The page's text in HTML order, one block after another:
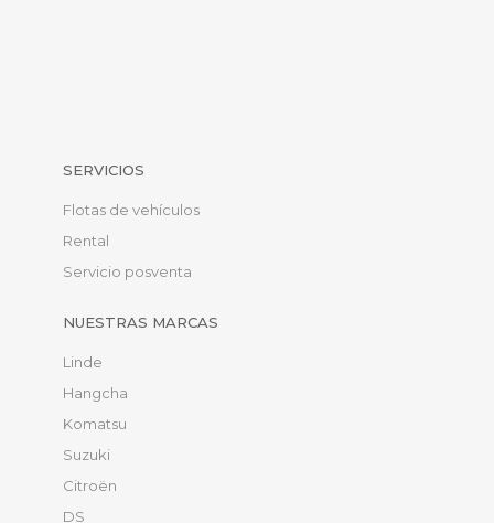
SERVICIOS
Flotas de vehículos
Rental
Servicio posventa
NUESTRAS MARCAS
Linde
Hangcha
Komatsu
Suzuki
Citroën
DS